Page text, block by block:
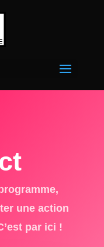
une action
par ici !